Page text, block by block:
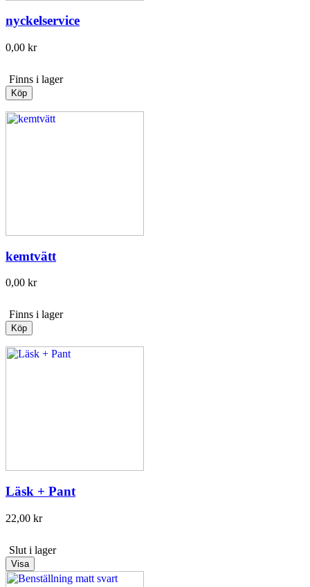
nyckelservice
0,00 kr
Finns i lager
Köp
kemtvätt
0,00 kr
Finns i lager
Köp
Läsk + Pant
22,00 kr
Slut i lager
Visa